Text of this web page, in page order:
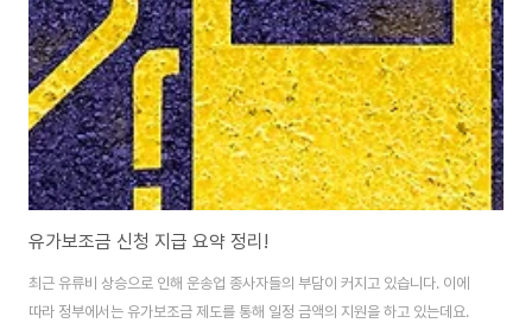
유가보조금 신청 지급 요약 정리!
최근 유류비 상승으로 인해 운송업 종사자들의 부담이 커지고 있습니다. 이에
따라 정부에서는 유가보조금 제도를 통해 일정 금액의 지원을 하고 있는데요.